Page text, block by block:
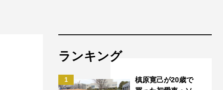
ランキング
1
槙原寛己が20歳で